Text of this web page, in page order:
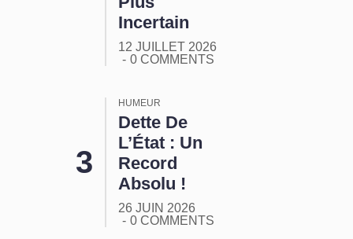
Incertain
12 JUILLET 2026
0 COMMENTS
HUMEUR
Dette De
L’État : Un
Record
Absolu !
26 JUIN 2026
0 COMMENTS